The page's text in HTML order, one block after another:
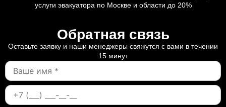
услуги эвакуатора по Москве и области до 20%
Обратная связь
Оставьте заявку и наши менеджеры свяжутся с вами в течении
15 минут